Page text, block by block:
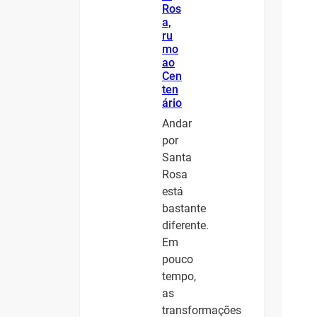
Ros
a,
ru
mo
ao
Cen
ten
ário
Andar
por
Santa
Rosa
está
bastante
diferente.
Em
pouco
tempo,
as
transformações